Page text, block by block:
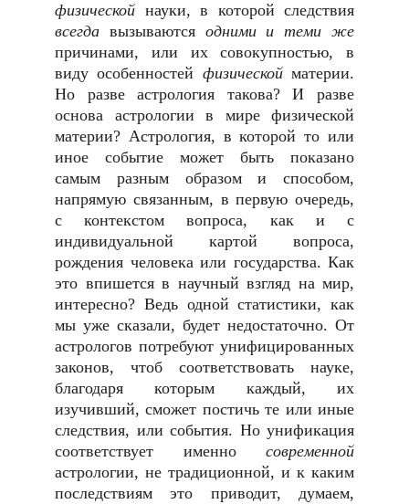
физической науки, в которой следствия
всегда вызываютсяодними и теми же
причинами, или их совокупностью, в
виду особенностей физическойматерии.
Но разве астрология такова? И разве
основа астрологии в мире физической
материи? Астрология, в которой то или
иное событие может быть показано
самым разным образом и способом,
напрямую связанным, в первую очередь,
с контекстом вопроса, как и с
индивидуальной картой вопроса,
рождения человека или государства. Как
это впишется в научный взгляд на мир,
интересно? Ведь одной статистики, как
мы уже сказали, будет недостаточно. От
астрологов потребуют унифицированных
законов, чтоб соответствовать науке,
благодаря которым каждый, их
изучивший, сможет постичь те или иные
следствия, или события. Но унификация
соответствует именно современной
астрологии, не традиционной, и к каким
последствиям это приводит, думаем,